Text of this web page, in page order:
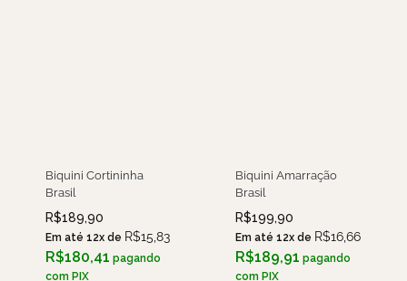
Biquini Cortininha
Brasil
R$189,90
Em até 12x de R$15,83
R$180,41 pagando
com PIX
Biquini Amarração
Brasil
R$199,90
Em até 12x de R$16,66
R$189,91 pagando
com PIX